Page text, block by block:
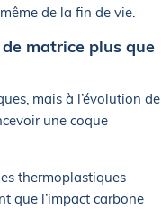
de la fin de vie.
matrice plus que
mais à l’évolution de
une coque
thermoplastiques
que l’impact carbone